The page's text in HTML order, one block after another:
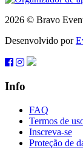
2026 © Bravo
Desenvolvido por
Info
FAQ
Termos de
Inscreva-se
Proteção de